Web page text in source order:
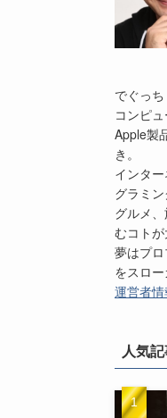
でぐっち
コンピ
Apple製
き。
インタ
グラミン
グルメ
むコト
夢はプロ
をスロ
運営者
人気